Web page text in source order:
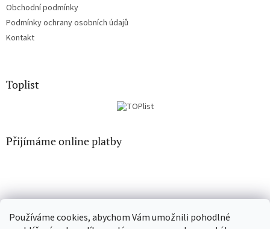
Používáme cookies, abychom Vám umožnili pohodlné
Obchodní podmínky
Podmínky ochrany osobních údajů
Kontakt
Toplist
Přijímáme online platby
CD-Soundtrack.cz CD-hudba.cz